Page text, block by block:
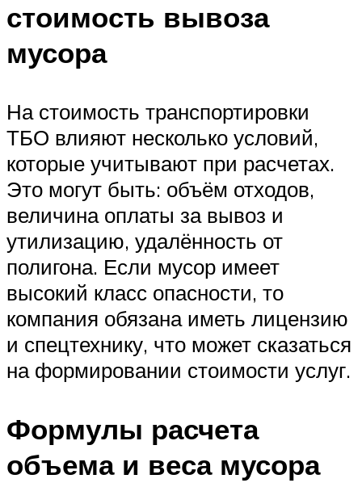
стоимость вывоза
мусора
На стоимость транспортировки
ТБО влияют несколько условий,
которые учитывают при расчетах.
Это могут быть: объём отходов,
величина оплаты за вывоз и
утилизацию, удалённость от
полигона. Если мусор имеет
высокий класс опасности, то
компания обязана иметь лицензию
и спецтехнику, что может сказаться
на формировании стоимости услуг.
Формулы расчета
объема и веса мусора